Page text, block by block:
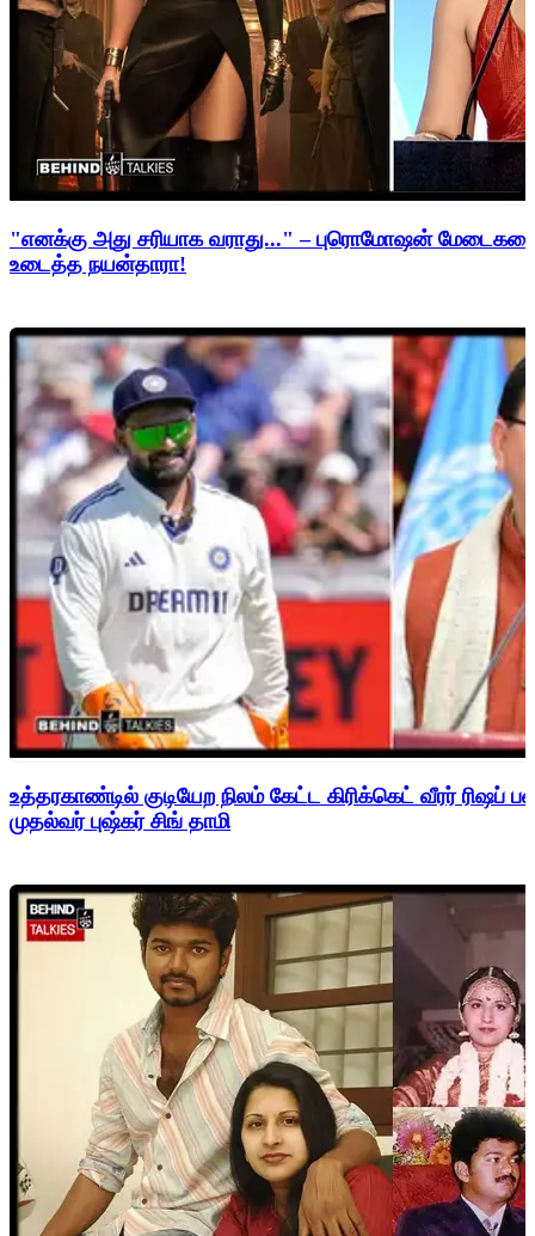
"எனக்கு அது சரியாக வராது..." – புரொமோஷன்
உடைத்த நயன்தாரா!
உத்தரகாண்டில் குடியேற நிலம் கேட்ட கிரிக்கெட் வீரர்
முதல்வர் புஷ்கர் சிங் தாமி